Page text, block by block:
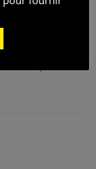
prépare